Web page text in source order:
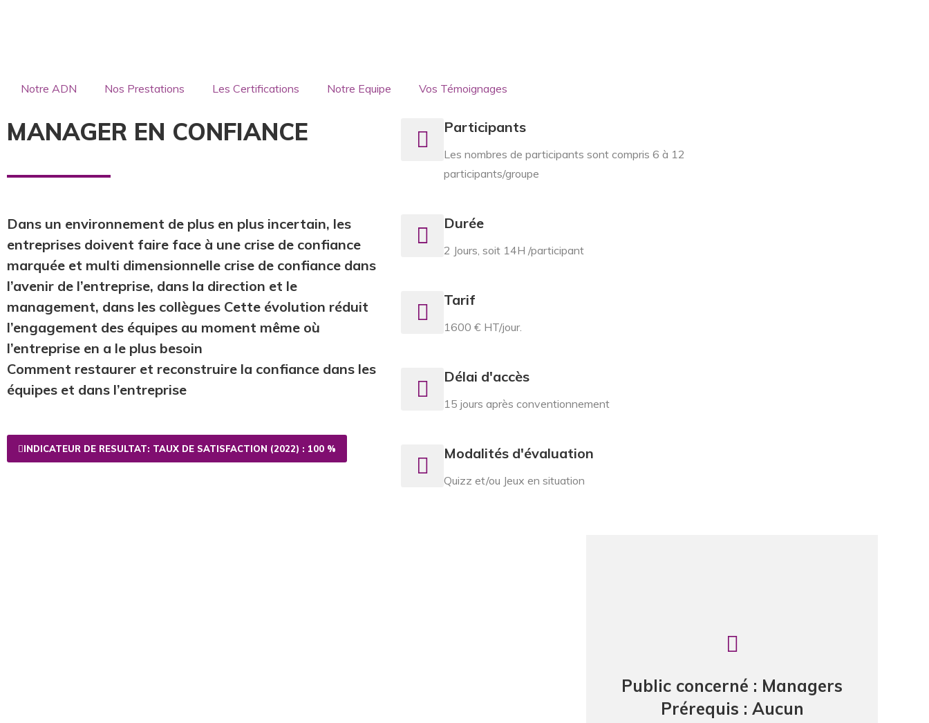
Notre ADN Nos Prestations Les Certifications Notre Equipe Vos Témoignages
MANAGER EN CONFIANCE
Dans un environnement de plus en plus incertain, les
entreprises doivent faire face à une crise de confiance
marquée et multi dimensionnelle crise de confiance dans
l’avenir de l’entreprise, dans la direction et le
management, dans les collègues Cette évolution réduit
l’engagement des équipes au moment même où
l’entreprise en a le plus besoin
Comment restaurer et reconstruire la confiance dans les
équipes et dans l’entreprise
INDICATEUR DE RESULTAT: TAUX DE SATISFACTION (2022) : 100 %
Participants
Les nombres de participants sont compris 6 à 12
participants/groupe
Durée
2 Jours, soit 14H /participant
Tarif
1600 € HT/jour.
Délai d'accès
15 jours après conventionnement
Modalités d'évaluation
Quizz et/ou Jeux en situation
Public concerné : Managers
Prérequis : Aucun